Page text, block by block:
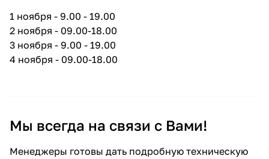
1 ноября - 9.00 - 19.00
2 ноября - 09.00-18.00
3 ноября - 9.00 - 19.00
4 ноября - 09.00-18.00
Мы всегда на связи с Вами!
Менеджеры готовы дать подробную техническую